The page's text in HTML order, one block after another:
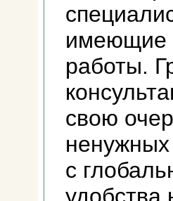
имеющие
работы.
свою
с